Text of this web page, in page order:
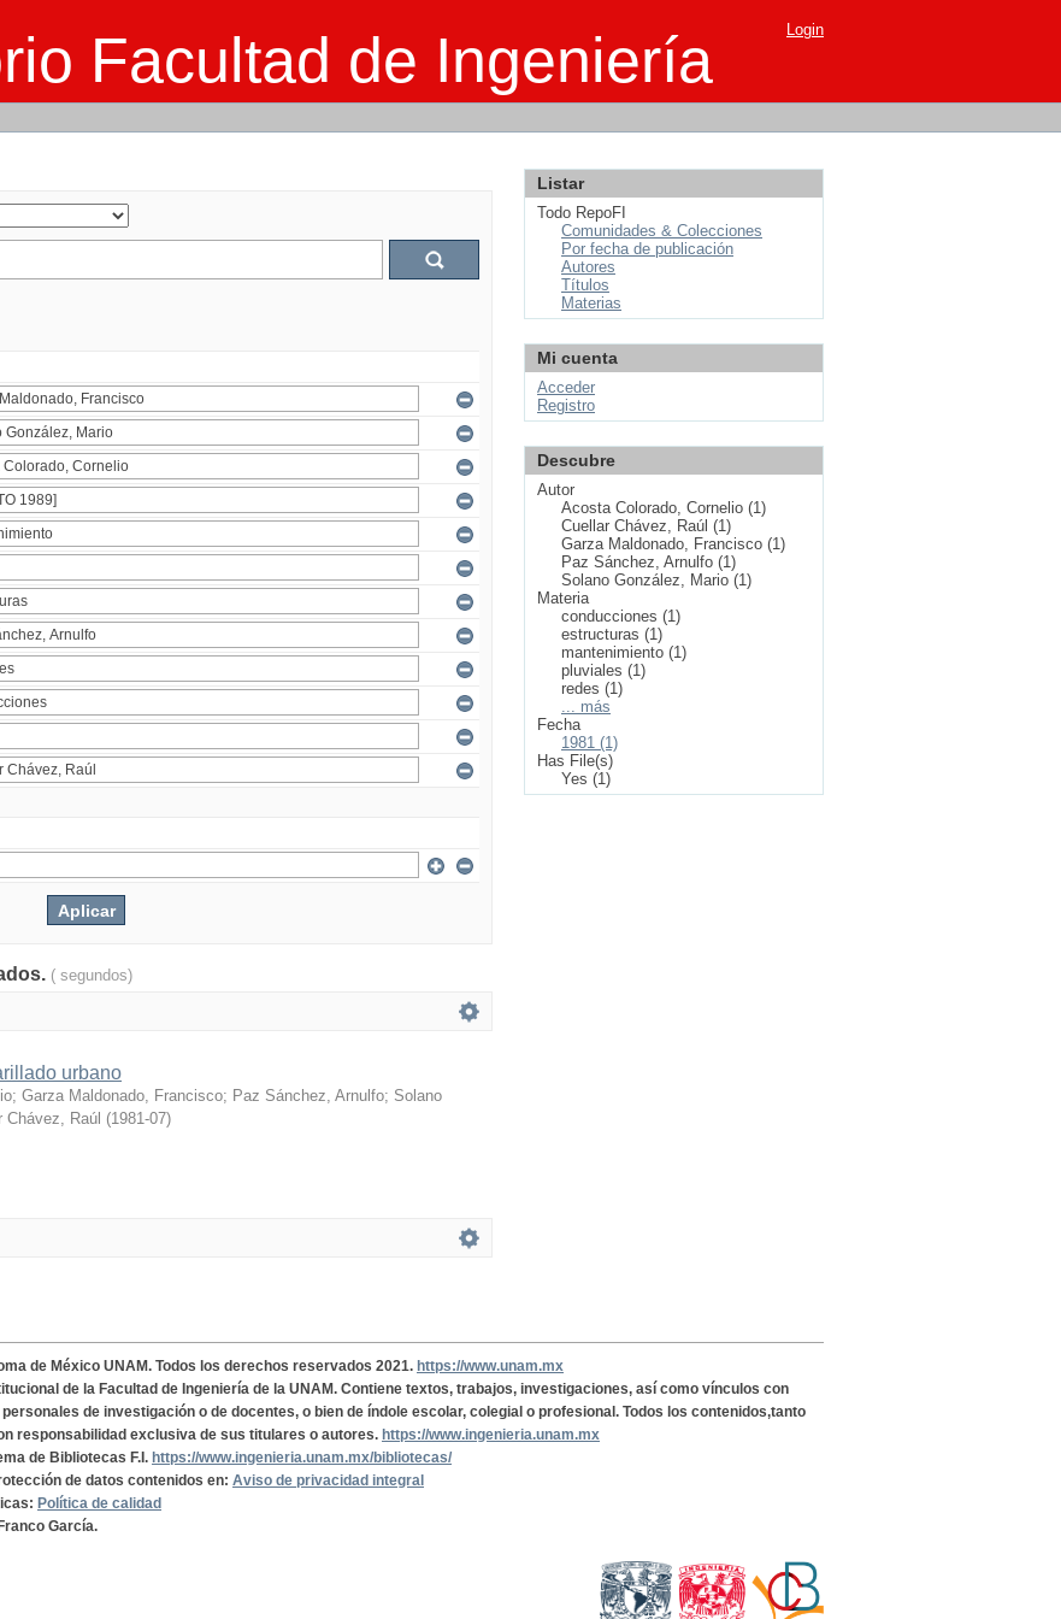
Facultad de Ingeniería Login
( segundos)
urbano
; Garza Maldonado, Francisco; Paz Sánchez, Arnulfo; Solano
Chávez, Raúl (1981-07)
Listar
Todo RepoFI
Comunidades & Colecciones
Por fecha de publicación
Autores
Títulos
Materias
Mi cuenta
Acceder
Registro
Descubre
Autor
Acosta Colorado, Cornelio (1)
Cuellar Chávez, Raúl (1)
Garza Maldonado, Francisco (1)
Paz Sánchez, Arnulfo (1)
Solano González, Mario (1)
Materia
conducciones (1)
estructuras (1)
mantenimiento (1)
pluviales (1)
redes (1)
... más
Fecha
1981 (1)
Has File(s)
Yes (1)
de México UNAM. Todos los derechos reservados 2021. https://www.unam.mx
de la Facultad de Ingeniería de la UNAM. Contiene textos, trabajos, investigaciones, así como vínculos con
de investigación o de docentes, o bien de índole escolar, colegial o profesional. Todos los contenidos,tanto
responsabilidad exclusiva de sus titulares o autores. https://www.ingenieria.unam.mx
de Bibliotecas F.I. https://www.ingenieria.unam.mx/bibliotecas/
de datos contenidos en: Aviso de privacidad integral
Política de calidad
García.